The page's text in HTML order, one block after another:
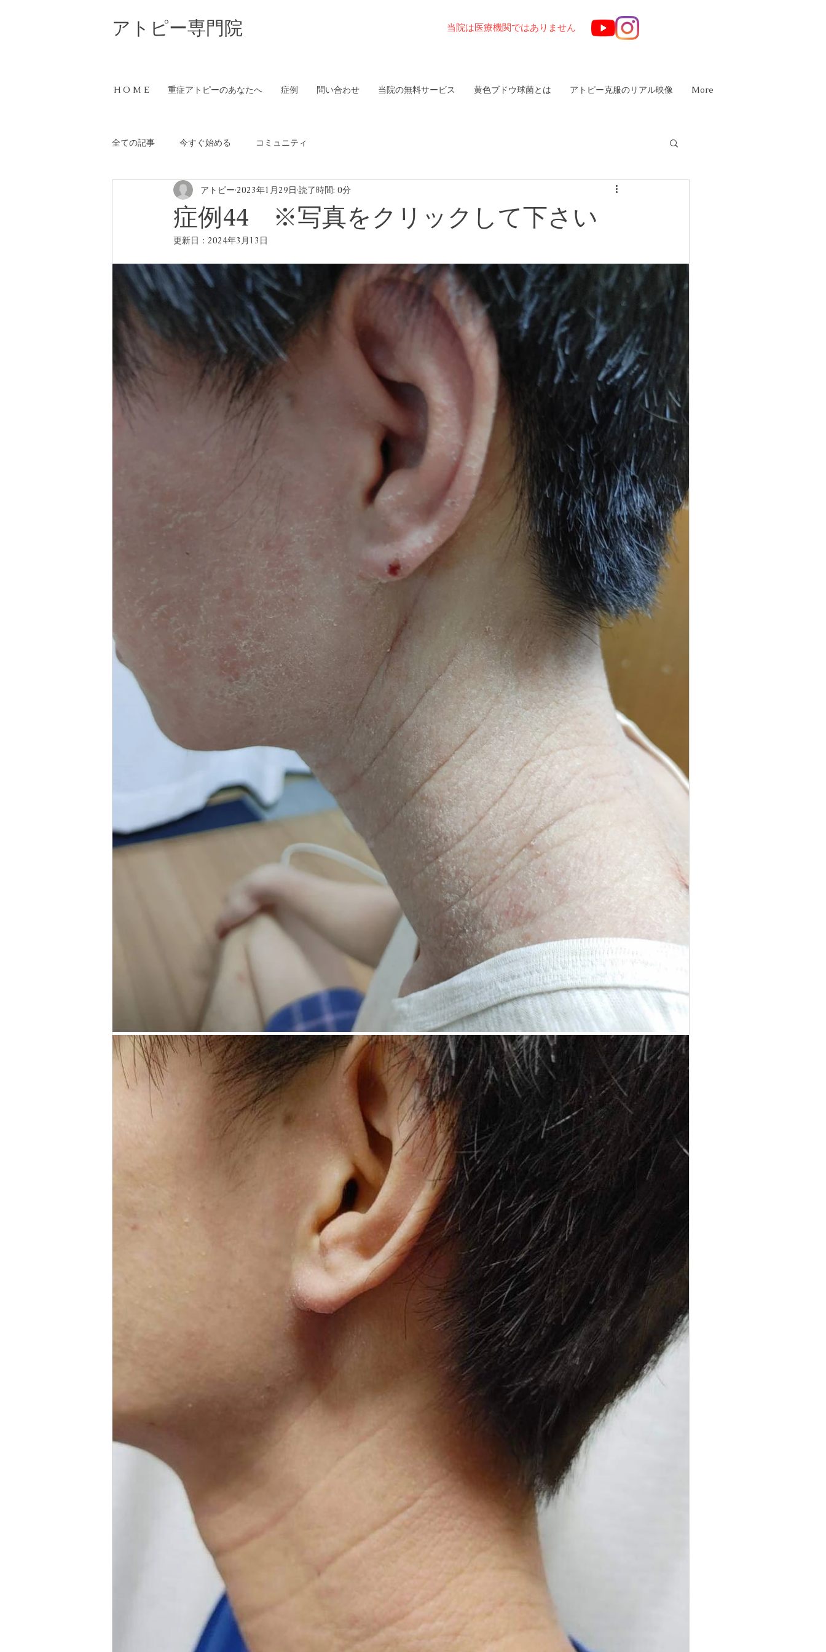
​アトピー専門院 当院は医療機関ではありません
H O M E 重症アトピーのあなたへ 症例 問い合わせ 当院の無料サービス 黄色ブドウ球菌とは アトピー克服のリアル映像 More
全ての記事 今すぐ始める コミュニティ
症例44 ※写真をクリックして下さい
アトピー 2023年1月29日 読了時間: 0分
更新日： 2024年3月13日